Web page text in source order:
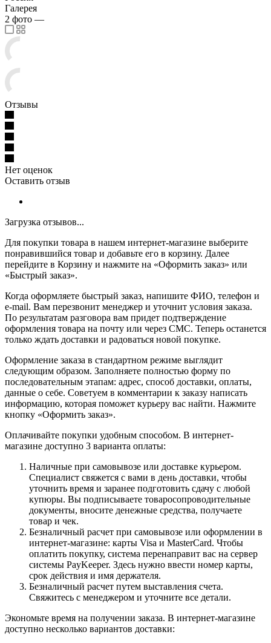
Галерея
2 фото —
Отзывы
Нет оценок
Оставить отзыв
Загрузка отзывов...
Для покупки товара в нашем интернет-магазине выберите
понравившийся товар и добавьте его в корзину. Далее
перейдите в Корзину и нажмите на «Оформить заказ» или
«Быстрый заказ».
Когда оформляете быстрый заказ, напишите ФИО, телефон и
e-mail. Вам перезвонит менеджер и уточнит условия заказа.
По результатам разговора вам придет подтверждение
оформления товара на почту или через СМС. Теперь останется
только ждать доставки и радоваться новой покупке.
Оформление заказа в стандартном режиме выглядит
следующим образом. Заполняете полностью форму по
последовательным этапам: адрес, способ доставки, оплаты,
данные о себе. Советуем в комментарии к заказу написать
информацию, которая поможет курьеру вас найти. Нажмите
кнопку «Оформить заказ».
Оплачивайте покупки удобным способом. В интернет-
магазине доступно 3 варианта оплаты:
Наличные при самовывозе или доставке курьером.
Специалист свяжется с вами в день доставки, чтобы
уточнить время и заранее подготовить сдачу с любой
купюры. Вы подписываете товаросопроводительные
документы, вносите денежные средства, получаете
товар и чек.
Безналичный расчет при самовывозе или оформлении в
интернет-магазине: карты Visa и MasterCard. Чтобы
оплатить покупку, система перенаправит вас на сервер
системы PayKeeper. Здесь нужно ввести номер карты,
срок действия и имя держателя.
Безналичный расчет путем выставления счета.
Свяжитесь с менеджером и уточните все детали.
Экономьте время на получении заказа. В интернет-магазине
доступно несколько вариантов доставки: